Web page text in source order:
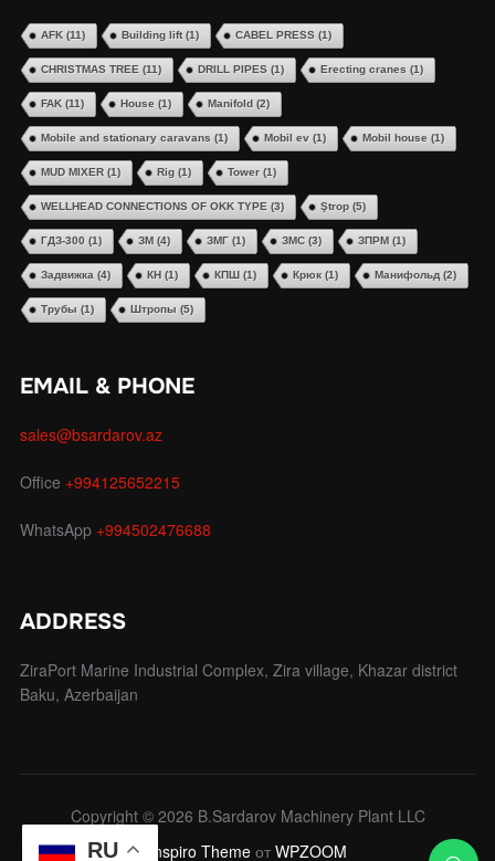
AFK(11) Building lift(1) CABEL PRESS(1)
CHRISTMAS TREE (11) DRILL PIPES(1) Erecting cranes (1)
FAK(11) House (1) Manifold(2)
Mobile and stationary caravans (1) Mobil ev(1) Mobil house (1)
MUD MIXER(1) Rig(1) Tower(1)
WELLHEAD CONNECTIONS OF OKK TYPE (3) Ştrop(5)
ГДЗ-300 (1) ЗМ(4) ЗМГ(1) ЗМС(3) ЗПРМ(1)
Задвижка (4) КН(1) КПШ(1) Крюк(1) Манифольд(2)
Трубы (1) Штропы (5)
EMAIL & PHONE
sales@bsardarov.az
Office +994125652215
WhatsApp +994502476688
ADDRESS
ZiraPort Marine Industrial Complex, Zira village, Khazar district
Baku, Azerbaijan
Copyright © 2026 B.Sardarov Machinery Plant LLC
Inspiro Themeот WPZOOM
RU